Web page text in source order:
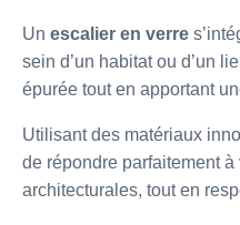
Un escalier en verre
sein d’un habitat ou d’un
épurée tout en apportant
Utilisant des matériaux
de répondre parfaitement
architecturales, tout en